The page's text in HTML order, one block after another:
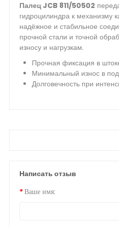
Палец JCB 811/50502
гидроцилиндра к механизму
надёжное и стабильное
прочной стали и точной
износу и нагрузкам.
Прочная фиксация в
Минимальный износ в
Долговечность при
Написать отзыв
Ваше имя: